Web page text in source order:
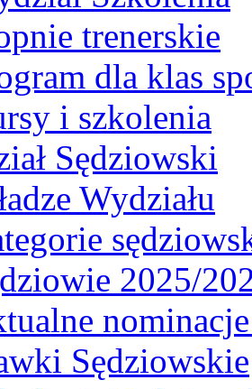
trenerskie
dla klas
i szkolenia
Sędziowski
Wydziału
2025/
Sędziowskie